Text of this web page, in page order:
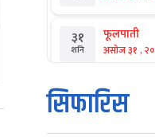
३१
शनि
फूलपाती
असोज ३१ ,
१
आइत
कार्तिक
कार्तिक १, २०८३
सिफारिस